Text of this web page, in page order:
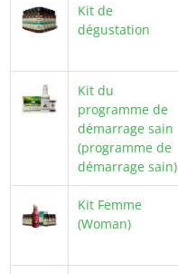
Kit de
dégustation
Kit du
programme de
démarrage sain
(programme de
démarrage sain)
Kit Femme
(Woman)